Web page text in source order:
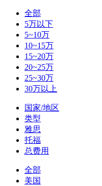
全部
5万以下
5~10万
10~15万
15~20万
20~25万
25~30万
30万以上
国家/地区
类型
雅思
托福
总费用
全部
美国